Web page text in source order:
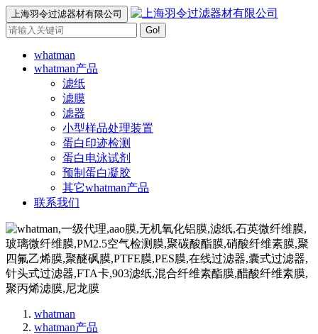
上海羽令过滤器材有限公司
Go!
whatman
whatman产品
滤纸
滤膜
滤器
小型样品处理装置
蛋白印迹检测
蛋白电泳试剂
预制蛋白凝胶
其它whatman产品
联系我们
whatman
whatman产品